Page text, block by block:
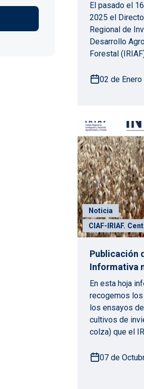
El pasado el
2025 el
Regional de
Desarrollo
Forestal
02 de
Noticia
CIAF-IRIAF.
Investigación
"Albaladejito"
Publicación
Informativa
En esta hoja
recogemos
los ensayos
cultivos de
colza) que el
07 de